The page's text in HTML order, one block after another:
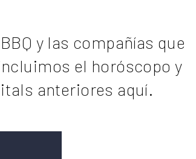
y las compañías que
el horóscopo y
anteriores aquí.